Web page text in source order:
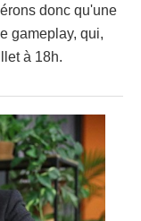
donc qu'une
gameplay, qui,
à 18h.